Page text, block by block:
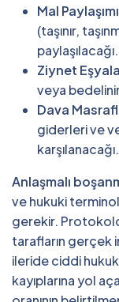
Mal
(taşınır,
paylaşılacağı.
Ziynet
veya
Dava
giderleri ve
karşılanacağı.
Anlaşmalı
ve hukuki
gerekir.
tarafların gerçek
ileride ciddi
kayıplarına yol